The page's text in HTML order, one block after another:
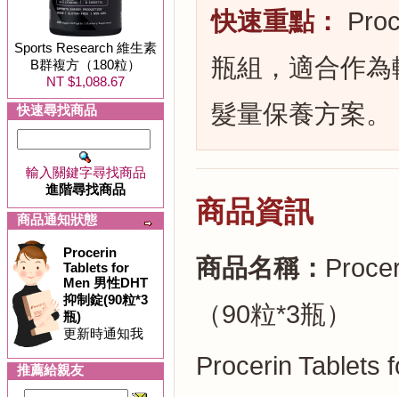
Sports Research 維生素
B群複方（180粒）
NT $1,088.67
快速尋找商品
輸入關鍵字尋找商品
進階尋找商品
商品通知狀態
Procerin
Tablets for
Men 男性DHT
抑制錠(90粒*3
瓶)
更新時通知我
推薦給親友
快速重點：
瓶組，適合作
髮量保養方案。
商品資訊
商品名稱：
（90粒*3瓶）
Procerin Tablets